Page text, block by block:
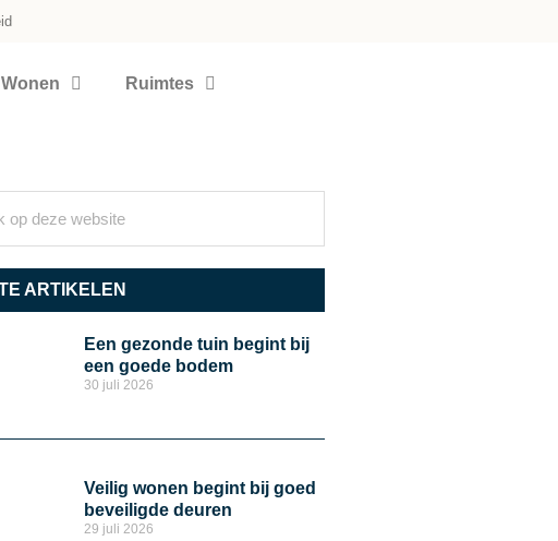
Wonen Ruimtes
ARTIKELEN
Een gezonde tuin begint bij
een goede bodem
30 juli 2026
Veilig wonen begint bij goed
beveiligde deuren
29 juli 2026